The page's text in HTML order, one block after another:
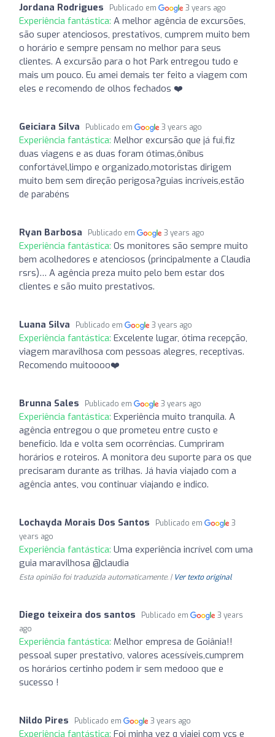
Jordana Rodrigues Publicado em 3 years ago
Experiência fantástica: A melhor agência de excursões,
são super atenciosos, prestativos, cumprem muito bem
o horário e sempre pensam no melhor para seus
clientes. A excursão para o hot Park entregou tudo e
mais um pouco. Eu amei demais ter feito a viagem com
eles e recomendo de olhos fechados ❤️
Geiciara Silva Publicado em 3 years ago
Experiência fantástica: Melhor excursão que já fui,fiz
duas viagens e as duas foram ótimas,ônibus
confortável,limpo e organizado,motoristas dirigem
muito bem sem direção perigosa?guias incríveis,estão
de parabéns
Ryan Barbosa Publicado em 3 years ago
Experiência fantástica: Os monitores são sempre muito
bem acolhedores e atenciosos (principalmente a Claudia
rsrs)… A agência preza muito pelo bem estar dos
clientes e são muito prestativos.
Luana Silva Publicado em 3 years ago
Experiência fantástica: Excelente lugar, ótima recepção,
viagem maravilhosa com pessoas alegres, receptivas.
Recomendo muitoooo❤️
Brunna Sales Publicado em 3 years ago
Experiência fantástica: Experiência muito tranquila. A
agência entregou o que prometeu entre custo e
benefício. Ida e volta sem ocorrências. Cumpriram
horários e roteiros. A monitora deu suporte para os que
precisaram durante as trilhas. Já havia viajado com a
agência antes, vou continuar viajando e indico.
Lochayda Morais Dos Santos Publicado em
3
years ago
Experiência fantástica: Uma experiência incrível com uma
guia maravilhosa @claudia
Esta opinião foi traduzida automaticamente. | Ver texto original
Diego teixeira dos santos Publicado em
3 years
ago
Experiência fantástica: Melhor empresa de Goiânia!!
pessoal super prestativo, valores acessíveis,cumprem
os horários certinho podem ir sem medooo que e
sucesso !
Nildo Pires Publicado em 3 years ago
Experiência fantástica: Foi minha vez q viajei com vcs e